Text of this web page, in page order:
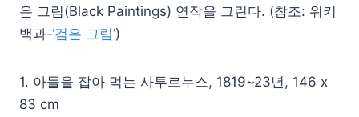
은 그림(Black Paintings) 연작을 그린다. (참조: 위키
백과-‘검은 그림’)
1. 아들을 잡아 먹는 사투르누스, 1819~23년, 146 x
83 cm